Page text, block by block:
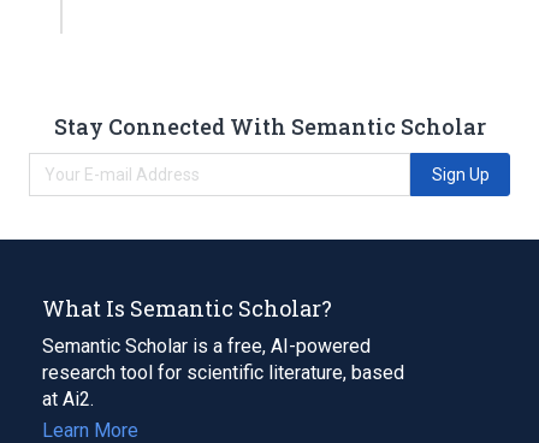
Stay Connected With Semantic Scholar
Sign Up
What Is Semantic Scholar?
Semantic Scholar is a free, AI-powered
research tool for scientific literature, based
at Ai2.
Learn More